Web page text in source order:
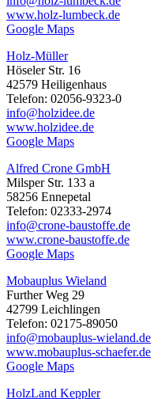
www.holz-lumbeck.de
Google Maps
Holz-Müller
Höseler Str. 16
42579 Heiligenhaus
Telefon: 02056-9323-0
info@holzidee.de
www.holzidee.de
Google Maps
Alfred Crone GmbH
Milsper Str. 133 a
58256 Ennepetal
Telefon: 02333-2974
info@crone-baustoffe.de
www.crone-baustoffe.de
Google Maps
Mobauplus Wieland
Further Weg 29
42799 Leichlingen
Telefon: 02175-89050
info@mobauplus-wieland.de
www.mobauplus-schaefer.de
Google Maps
HolzLand Keppler